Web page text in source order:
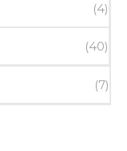
(4)
(40)
(7)